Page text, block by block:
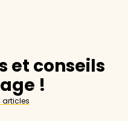
et conseils
!
articles